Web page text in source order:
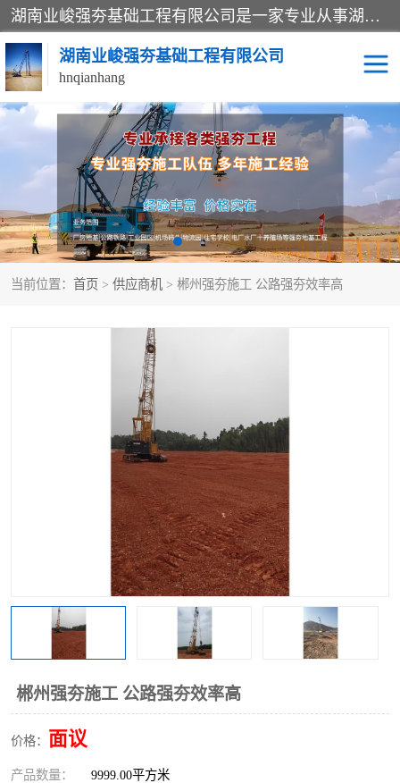
湖南业峻强夯基础工程有限公司是一家专业从事湖南强夯基础工程、强夯机租赁，地基处理的施工单位。业务覆盖：湖南、广东，江西等地。可承接1000KN.m-25000KN.m强夯（置换）工程。公司创始人是国内较早期从事强夯施工的建设者，经过多年的一步一个脚印的发展，在行业内具有较高的度和良好的口碑。
湖南业峻强夯基础工程有限公司
hnqianhang
当前位置： 首页 > 供应商机 > 郴州强夯施工 公路强夯效率高
郴州强夯施工 公路强夯效率高
价格： 面议
产品数量： 9999.00平方米
强夯施工案例 强夯机租赁
强夯施工工程 强夯施工队伍
强夯队伍